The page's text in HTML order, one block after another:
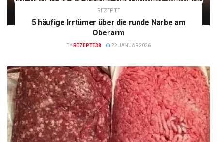
REZEPTE
5 häufige Irrtümer über die runde Narbe am
Oberarm
BY REZEPTE38 22 JANUAR 2026